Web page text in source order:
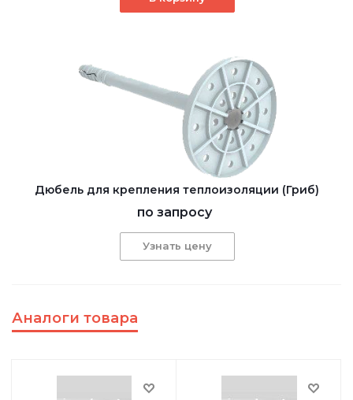
Дюбель для крепления теплоизоляции (Гриб)
по запросу
Узнать цену
Аналоги товара